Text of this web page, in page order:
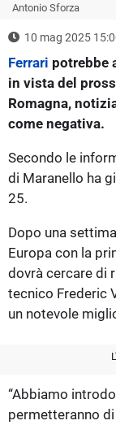
Antonio Sforza
10 mag 2025
Ferrari potrebbe
in vista del
Romagna,
come negativa.
Secondo le
di Maranello ha
25.
Dopo una
Europa con la
dovrà cercare di
tecnico Frederic
un notevole
“Abbiamo
permetteranno